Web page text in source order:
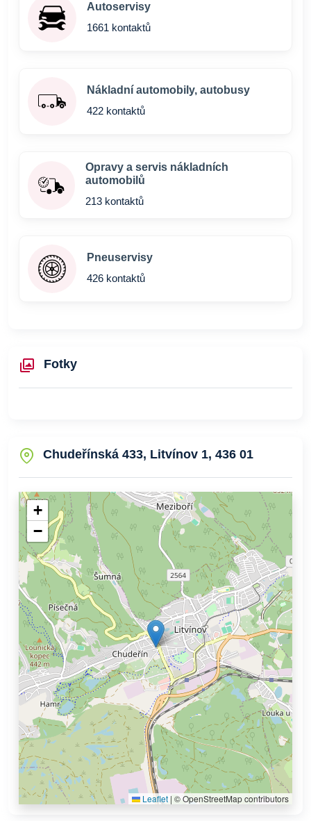
Autoservisy
1661 kontaktů
Nákladní automobily, autobusy
422 kontaktů
Opravy a servis nákladních
automobilů
213 kontaktů
Pneuservisy
426 kontaktů
Fotky
Chudeřínská 433, Litvínov 1, 436 01
+
−
Leaflet | © OpenStreetMap contributors